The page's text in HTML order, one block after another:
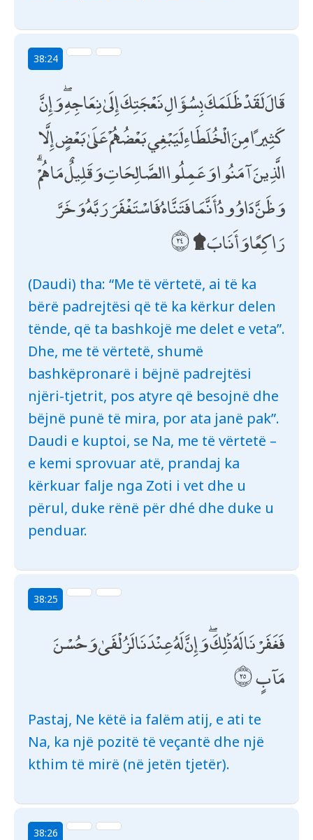
38:24
قَالَ لَقَدْ ظَلَمَكَ بِسُؤَالِ نَعْجَتِكَ إِلَىٰ نِعَاجِهِ ۖ وَإِنَّ
كَثِيرًا مِنَ الْخُلَطَاءِ لَيَبْغِي بَعْضُهُمْ عَلَىٰ بَعْضٍ إِلَّا
الَّذِينَ آمَنُوا وَعَمِلُوا الصَّالِحَاتِ وَقَلِيلٌ مَا هُمْ ۗ
وَظَنَّ دَاوُودُ أَنَّمَا فَتَنَّاهُ فَاسْتَغْفَرَ رَبَّهُ وَخَرَّ
رَاكِعًا وَأَنَابَ ۩
(Daudi) tha: “Me të vërtetë, ai të ka
bërë padrejtësi që të ka kërkur delen
tënde, që ta bashkojë me delet e veta”.
Dhe, me të vërtetë, shumë
bashkëpronarë i bëjnë padrejtësi
njëri-tjetrit, pos atyre që besojnë dhe
bëjnë punë të mira, por ata janë pak”.
Daudi e kuptoi, se Na, me të vërtetë –
e kemi sprovuar atë, prandaj ka
kërkuar falje nga Zoti i vet dhe u
përul, duke rënë për dhé dhe duke u
penduar.
38:25
فَغَفَرْنَا لَهُ ذَٰلِكَ ۖ وَإِنَّ لَهُ عِنْدَنَا لَزُلْفَىٰ وَحُسْنَ
مَآبٍ
Pastaj, Ne këtë ia falëm atij, e ati te
Na, ka një pozitë të veçantë dhe një
kthim të mirë (në jetën tjetër).
38:26